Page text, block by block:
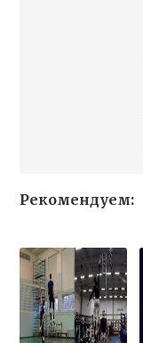
Рекомендуем: